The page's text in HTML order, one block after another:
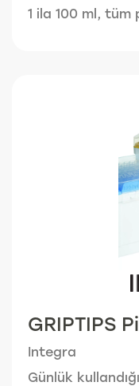
1 ila 100 ml,
GRIPTIPS
Integra
Günlük